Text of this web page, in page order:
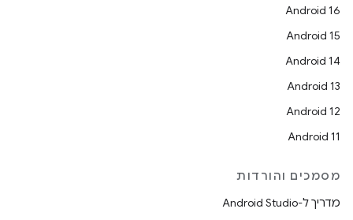
Android 16
Android 15
Android 14
Android 13
Android 12
Android 11
מסמכים והורדות
מדריך ל-Android Studio